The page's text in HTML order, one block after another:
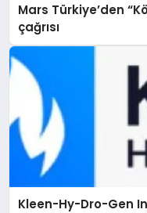
Mars Türkiye’den
çağrısı
Kleen-Hy-Dro-Gen